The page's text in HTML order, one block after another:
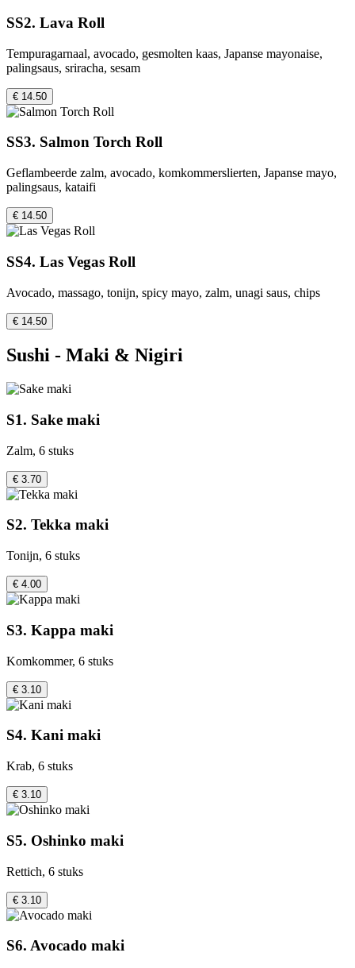
SS2. Lava Roll
Tempuragarnaal, avocado, gesmolten kaas, Japanse mayonaise,
palingsaus, sriracha, sesam
€ 14.50
SS3. Salmon Torch Roll
Geflambeerde zalm, avocado, komkommerslierten, Japanse mayo,
palingsaus, kataifi
€ 14.50
SS4. Las Vegas Roll
Avocado, massago, tonijn, spicy mayo, zalm, unagi saus, chips
€ 14.50
Sushi - Maki & Nigiri
S1. Sake maki
Zalm, 6 stuks
€ 3.70
S2. Tekka maki
Tonijn, 6 stuks
€ 4.00
S3. Kappa maki
Komkommer, 6 stuks
€ 3.10
S4. Kani maki
Krab, 6 stuks
€ 3.10
S5. Oshinko maki
Rettich, 6 stuks
€ 3.10
S6. Avocado maki